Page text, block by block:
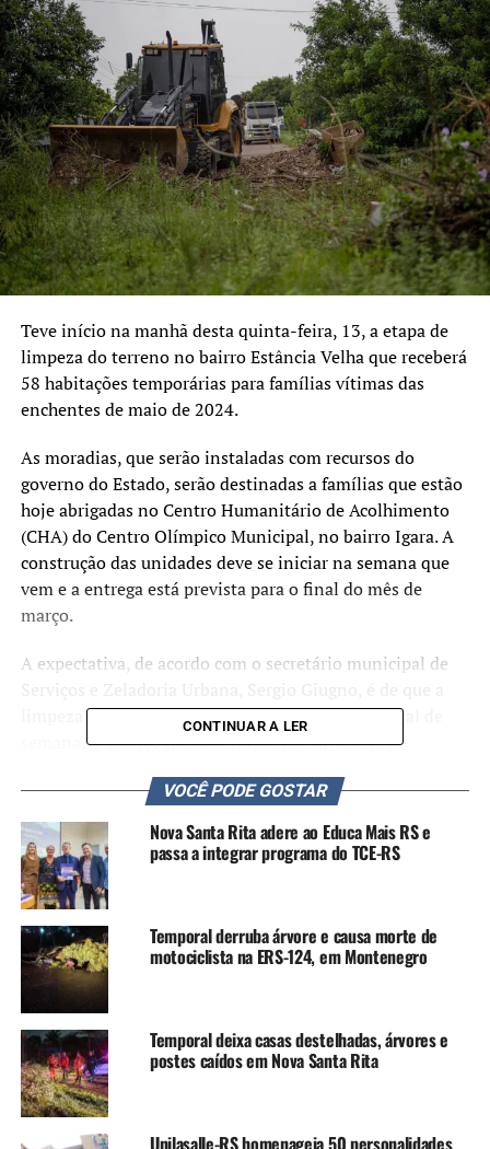
Teve início na manhã desta quinta-feira, 13, a etapa de
limpeza do terreno no bairro Estância Velha que receberá
58 habitações temporárias para famílias vítimas das
enchentes de maio de 2024.
As moradias, que serão instaladas com recursos do
governo do Estado, serão destinadas a famílias que estão
hoje abrigadas no Centro Humanitário de Acolhimento
(CHA) do Centro Olímpico Municipal, no bairro Igara. A
construção das unidades deve se iniciar na semana que
vem e a entrega está prevista para o final do mês de
março.
A expectativa, de acordo com o secretário municipal de
limpeza do terreno seja concluída ainda neste final de
semana. O serviço inclui terraplenagem, coleta de
As unidades a serem instaladas no local terão 27 metros
quadrados, com sala, quarto, cozinha e banheiro, e serão
entregues semimobiliadas para as famílias contempladas.
De acordo com a Secretaria Municipal da Habitação e
Regularização Fundiária, o investimento para a
implementação das moradias temporárias é de R$ 7,5
milhões, com recursos disponibilizados pelo governo do
Estado.
TÓPICOS RELACIONADOS:
BAIRRO ESTÂNCIA VELHA
CANOAS
CASAS
HABITAÇÃO
A SEGUIR UP
CONTINUAR A LER
VOCÊ PODE GOSTAR
Nova Santa Rita adere ao Educa Mais RS e
passa a integrar programa do TCE-RS
Temporal derruba árvore e causa morte de
motociclista na ERS-124, em Montenegro
Temporal deixa casas destelhadas, árvores e
postes caídos em Nova Santa Rita
Unilasalle-RS homenageia 50 personalidades